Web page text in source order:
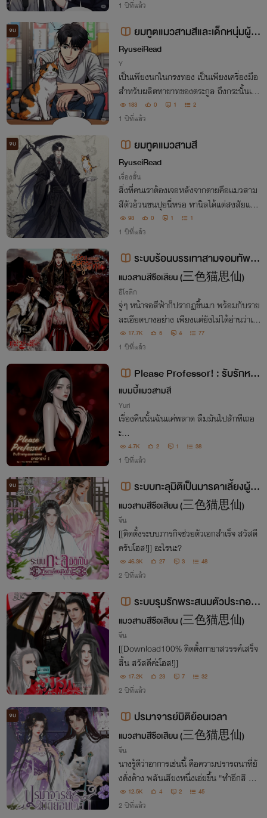
ม่ใช่มนุษย์แล้วนะ
1 ปีที่แล้ว
จบ
ยมทูตแมวสามสีและเด็กหนุ่มผู้สิ้
นหวัง
RyuseiRead
Y
เป็นเพียงนกในกรงทอง เป็นเพียงเครื่องมือ
สำหรับผลิตทายาทของตระกูล ถึงกระนั้นเขา
ก็ได้เจอกับเจ้าแมวสามสีคอยอยู่เคียงข้างแล
ะปลอบประโลบเขา
183 0 1 2
1 ปีที่แล้ว
จบ ยมทูตแมวสามสี
RyuseiRead
เรื่องสั้น
สิ่งที่คนเราต้องเจอหลังจากตายคือแมวสาม
สีตัวอ้วนขนปุยนี่หรอ ทานิลได้แต่สงสัยแต่ไ
ม่พูดอะไร
93 0 1 1
1 ปีที่แล้ว
ระบบร้อนบรรเทาสามจอมทัพ[ฮ
าเร็ม+NTR]
แมวสามสีซือเสียน (三色猫思仙)
อีโรติก
จู่ๆ หน้าจอสีฟ้าก็ปรากฏขึ้นมา พร้อมกับราย
ละเอียดบางอย่าง เพียงแต่ยังไม่ได้อ่านว่าเป็
นอะไร กลับสะดุดตาเข้ากับข้อความด้านล่าง
สุด[[รางวัลเงินสดห้าร้อยล้าน]]
17.7K 5 4 77
1 ปีที่แล้ว
Please Professor! : รับรักหนูเ
ถอะนะคะอาจารย์! (GirlLove|Yuri)
แบมบี้แมวสามสี
Yuri
เรื่องคืนนั้นฉันแค่พลาด ลืมมันไปสักทีเถอ
ะ…
4.7K 2 1 38
1 ปีที่แล้ว
จบ
ระบบทะลุมิติเป็นมารดาเลี้ยงผู้จื
ดจาง(ฟรีถึง2/11/67)
แมวสามสีซือเสียน (三色猫思仙)
จีน
[[ติดตั้งระบบภารกิจช่วยตัวเอกสำเร็จ สวัสดี
ครับโฮส!]] อะไรนะ?
46.3K 27 3 48
2 ปีที่แล้ว
ระบบรุมรักพระสนมตัวประกอบ
(ฮาเร็มมีEbook)
แมวสามสีซือเสียน (三色猫思仙)
จีน
[[Download100% ติดตั้งกายาสวรรค์เสร็จ
สิ้น สวัสดีค่ะโฮส!]]
17.2K 23 7 32
2 ปีที่แล้ว
จบ ปรมาจารย์มิติย้อนเวลา
แมวสามสีซือเสียน (三色猫思仙)
จีน
นางรู้ดีว่าอาการเช่นนี้ คือความปรารถนาที่ยั
งคั่งค้าง พลันเสียงหนึ่งเอ่ยขึ้น "ทำอีกสิ ท่า
นยังไม่พอใจไม่ใช่หรือ?"
12.5K 4 2 45
2 ปีที่แล้ว